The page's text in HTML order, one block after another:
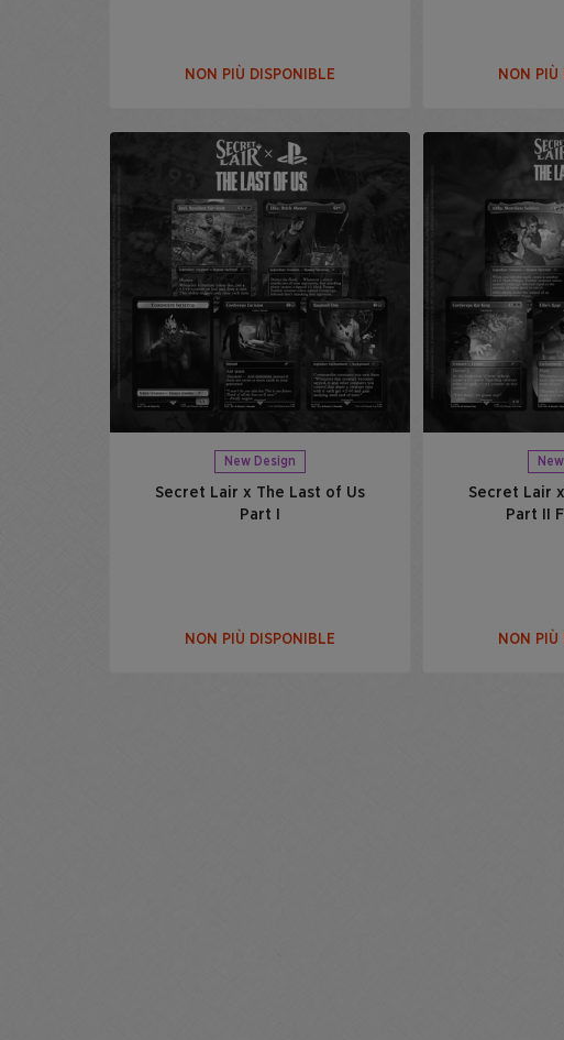
NON PIÙ DISPONIBLE NON PIÙ
New Design
Secret Lair x The Last of Us
Part I
NON PIÙ DISPONIBLE
Secret Lair
Part II
NON PIÙ